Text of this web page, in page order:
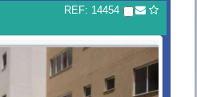
REF: 14454